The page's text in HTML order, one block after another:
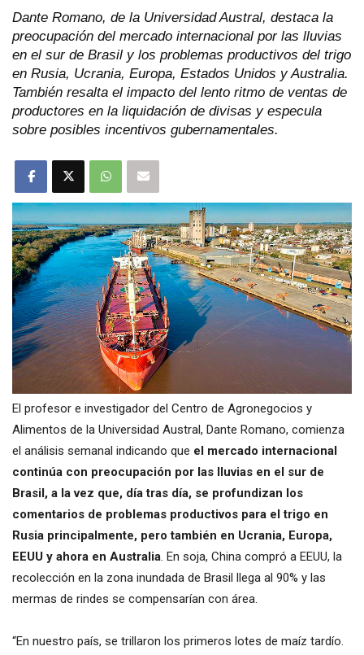
Dante Romano, de la Universidad Austral, destaca la
preocupación del mercado internacional por las lluvias
en el sur de Brasil y los problemas productivos del trigo
en Rusia, Ucrania, Europa, Estados Unidos y Australia.
También resalta el impacto del lento ritmo de ventas de
productores en la liquidación de divisas y especula
sobre posibles incentivos gubernamentales.
El profesor e investigador del Centro de Agronegocios y
Alimentos de la Universidad Austral, Dante Romano, comienza
el análisis semanal indicando que el mercado internacional
continúa con preocupación por las lluvias en el sur de
Brasil, a la vez que, día tras día, se profundizan los
comentarios de problemas productivos para el trigo en
Rusia principalmente, pero también en Ucrania, Europa,
EEUU y ahora en Australia. En soja, China compró a EEUU, la
recolección en la zona inundada de Brasil llega al 90% y las
mermas de rindes se compensarían con área.
“En nuestro país, se trillaron los primeros lotes de maíz tardío.